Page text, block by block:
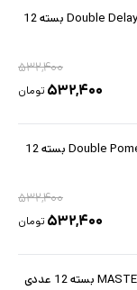
کاندوم تاخیری دوبل ناچ مدل Double Delay بسته 12
۵۳۲,۴۰۰
۵۳۲,۴۰۰ تومان
کاندوم کدکس مدل Double Pomegranate بسته 12
۵۳۲,۴۰۰
۵۳۲,۴۰۰ تومان